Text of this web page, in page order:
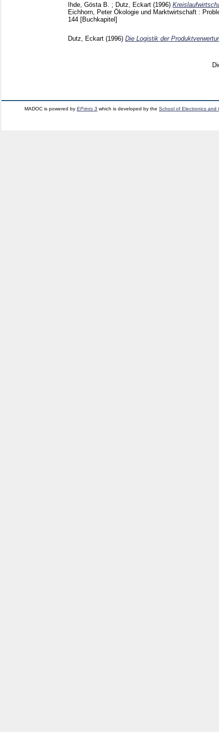
Ihde, Gösta B. ; Dutz, Eckart (1996)
Eichhorn, PeterÖkologie und Marktwirtschaft :
144 [Buchkapitel]
Dutz, Eckart (1996) Die Logistik der
MADOC is powered byEPrints 3 which is developed by theSchool of Electronics and